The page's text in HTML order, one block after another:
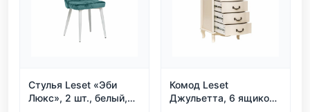
Стулья Leset «Эби
Люкс», 2 шт., белый,
Комод Leset
Джульетта, 6 ящиков,